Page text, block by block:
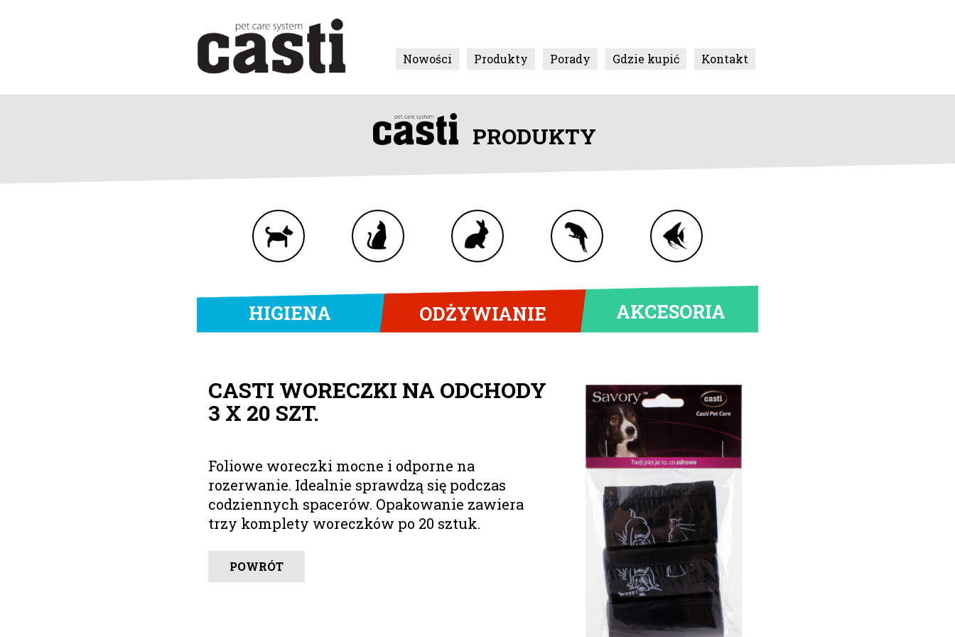
Nowości Produkty Porady Gdzie kupić Kontakt
PRODUKTY
HIGIENA ODŻYWIANIE AKCESORIA
CASTI WORECZKI NA ODCHODY
3 X 20 SZT.
Foliowe woreczki mocne i odporne na
rozerwanie. Idealnie sprawdzą się podczas
codziennych spacerów. Opakowanie zawiera
trzy komplety woreczków po 20 sztuk.
POWRÓT